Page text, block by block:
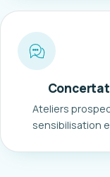
Ateliers
sensibilisation